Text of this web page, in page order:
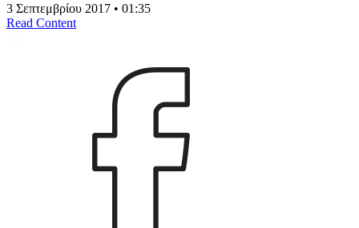
3 Σεπτεμβρίου 2017 • 01:35
Read Content